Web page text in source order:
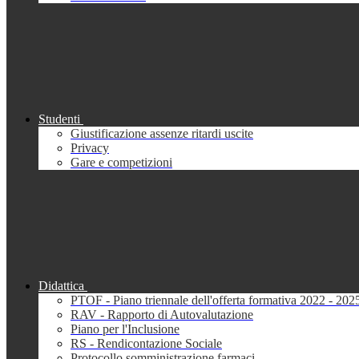
Studenti
Giustificazione assenze ritardi uscite
Privacy
Gare e competizioni
Didattica
PTOF - Piano triennale dell'offerta formativa 2022 -
RAV - Rapporto di Autovalutazione
Piano per l'Inclusione
RS - Rendicontazione Sociale